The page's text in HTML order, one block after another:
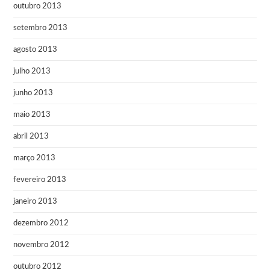
outubro 2013
setembro 2013
agosto 2013
julho 2013
junho 2013
maio 2013
abril 2013
março 2013
fevereiro 2013
janeiro 2013
dezembro 2012
novembro 2012
outubro 2012